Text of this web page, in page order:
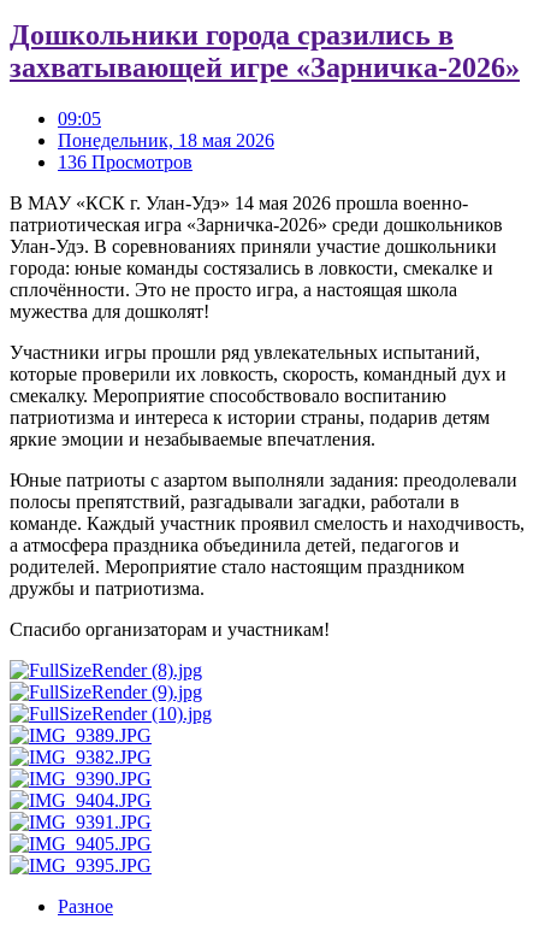
Дошкольники города сразились в
захватывающей игре «Зарничка‑2026»
09:05
Понедельник, 18 мая 2026
136 Просмотров
В МАУ «КСК г. Улан-Удэ» 14 мая 2026 прошла военно-
патриотическая игра «Зарничка-2026» среди дошкольников
Улан-Удэ. В соревнованиях приняли участие дошкольники
города: юные команды состязались в ловкости, смекалке и
сплочённости. Это не просто игра, а настоящая школа
мужества для дошколят!
Участники игры прошли ряд увлекательных испытаний,
которые проверили их ловкость, скорость, командный дух и
смекалку. Мероприятие способствовало воспитанию
патриотизма и интереса к истории страны, подарив детям
яркие эмоции и незабываемые впечатления.
Юные патриоты с азартом выполняли задания: преодолевали
полосы препятствий, разгадывали загадки, работали в
команде. Каждый участник проявил смелость и находчивость,
а атмосфера праздника объединила детей, педагогов и
родителей. Мероприятие стало настоящим праздником
дружбы и патриотизма.
Спасибо организаторам и участникам!
Разное